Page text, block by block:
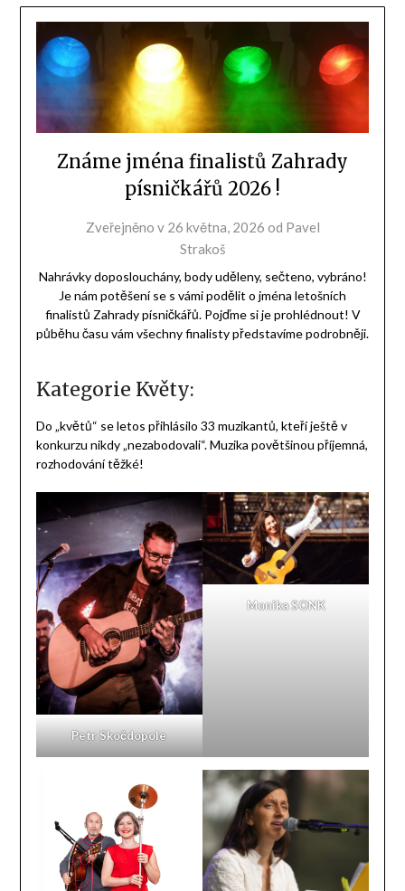
Známe jména finalistů Zahrady
písničkářů 2026 !
Zveřejněno v 26 května, 2026 od Pavel
Strakoš
Nahrávky doposlouchány, body uděleny, sečteno, vybráno!
Je nám potěšení se s vámi podělit o jména letošních
finalistů Zahrady písničkářů. Pojďme si je prohlédnout! V
půběhu času vám všechny finalisty představíme podrobněji.
Kategorie Květy:
Do „květů“ se letos přihlásilo 33 muzikantů, kteří ještě v
konkurzu nikdy „nezabodovali“. Muzika povětšinou příjemná,
rozhodování těžké!
Petr Skočdopole
Monika SONK